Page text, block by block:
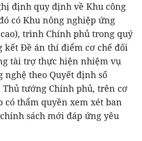
định quy định về Khu công
có Khu nông nghiệp ứng
trình Chính phủ trong quý
kết Đề án thí điểm cơ chế đối
tài trợ thực hiện nhiệm vụ
nghệ theo Quyết định số
Thủ tướng Chính phủ, trên cơ
có thẩm quyền xem xét ban
sách mới đáp ứng yêu